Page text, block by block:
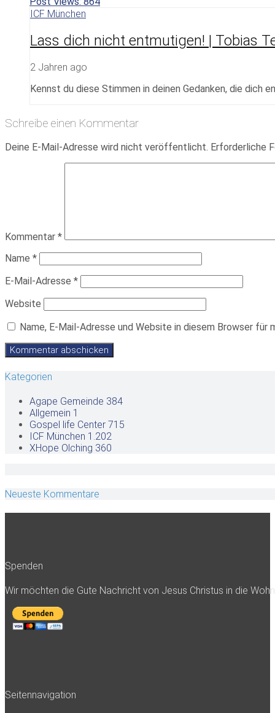
ICF München
Lass dich nicht entmutigen! | Tobias
2 Jahren ago
Kennst du diese Stimmen in deinen Gedanken, die dich
Schreibe einen Kommentar
Deine E-Mail-Adresse wird nicht veröffentlicht. Erforderliche
Kommentar *
Name *
E-Mail-Adresse *
Website
Name, E-Mail-Adresse und Website in diesem Browser für
Kategorien
Agape Gemeinde 384
Allgemein 1
Gospel life Center 715
ICF München 1.202
XHope Olching 360
Neueste Kommentare
Spenden
Wir möchten die Gute Nachricht von Jesus Christus in die
Seitennavigation